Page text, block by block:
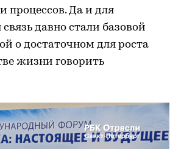
процессов. Да и для
давно стали базовой
о достаточном для роста
жизни говорить